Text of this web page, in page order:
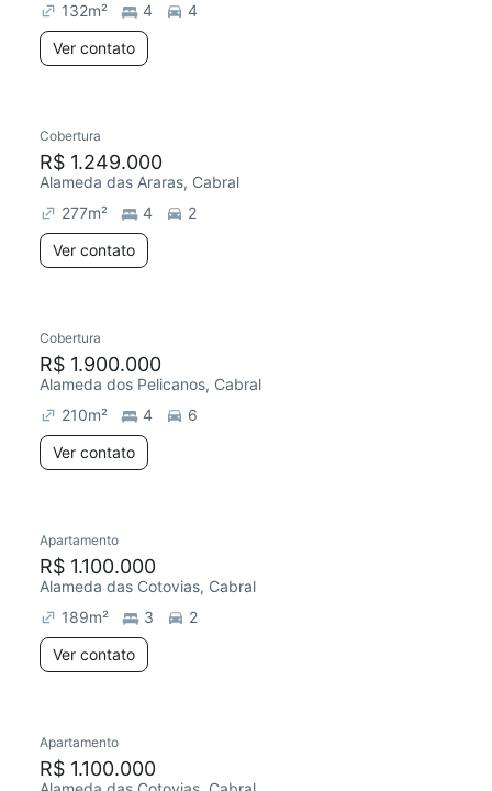
132m² 4
4
Ver contato
Cobertura
R$ 1.249.000
Alameda das Araras, Cabral
277m² 4
2
Ver contato
Chegou este mês
Cobertura
R$ 1.900.000
Alameda dos Pelicanos, Cabral
210m² 4
6
Ver contato
Apartamento
R$ 1.100.000
Alameda das Cotovias, Cabral
189m² 3
2
Ver contato
Apartamento
R$ 1.100.000